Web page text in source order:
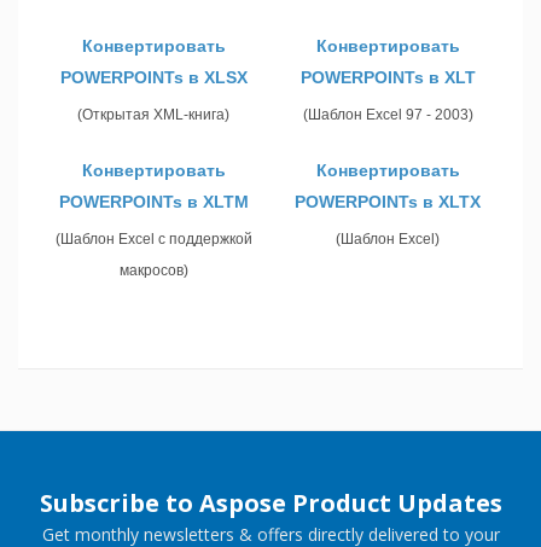
Конвертировать
POWERPOINTs в XLSX
(Открытая XML-книга)
Конвертировать
POWERPOINTs в XLT
(Шаблон Excel 97 - 2003)
Конвертировать
POWERPOINTs в XLTM
(Шаблон Excel с поддержкой
макросов)
Конвертировать
POWERPOINTs в XLTX
(Шаблон Excel)
Subscribe to Aspose Product Updates
Get monthly newsletters & offers directly delivered to your